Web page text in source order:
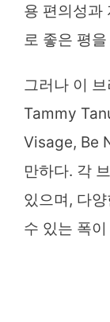
용 편의성과
로 좋은 평
그러나 이
Tammy
Visage, Be
만하다. 각
있으며, 다
수 있는 폭